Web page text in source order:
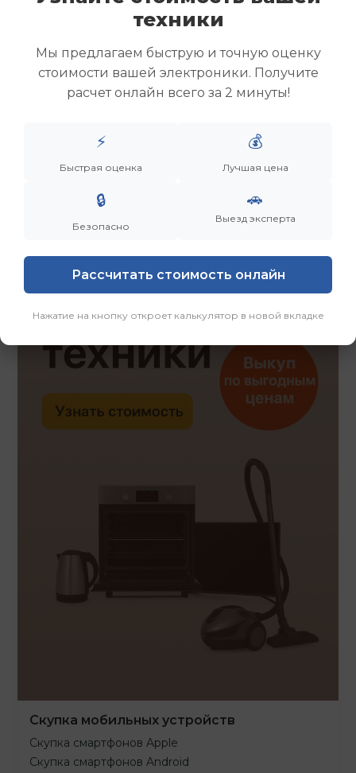
Скупка ноутбуков
Скупка ультрабуков
Скупка игровых ноутбуков
Скупка рабочих ноутбуков
Скупка старых ноутбуков (б/у)
Заказать Смотреть еще
Скупка мобильных устройств
Скупка смартфонов Apple
Скупка смартфонов Android
техники
Мы предлагаем быструю и точную оценку
стоимости вашей электроники. Получите
расчет онлайн всего за 2 минуты!
⚡
Быстрая оценка
💰
Лучшая цена
🔒
Безопасно
🚗
Выезд эксперта
Рассчитать стоимость онлайн
Нажатие на кнопку откроет калькулятор в новой вкладке